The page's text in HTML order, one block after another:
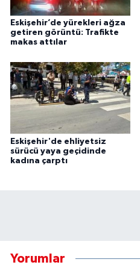
Eskişehir’de yürekleri ağza
getiren görüntü: Trafikte
makas attılar
Eskişehir'de ehliyetsiz
sürücü yaya geçidinde
kadına çarptı
Yorumlar